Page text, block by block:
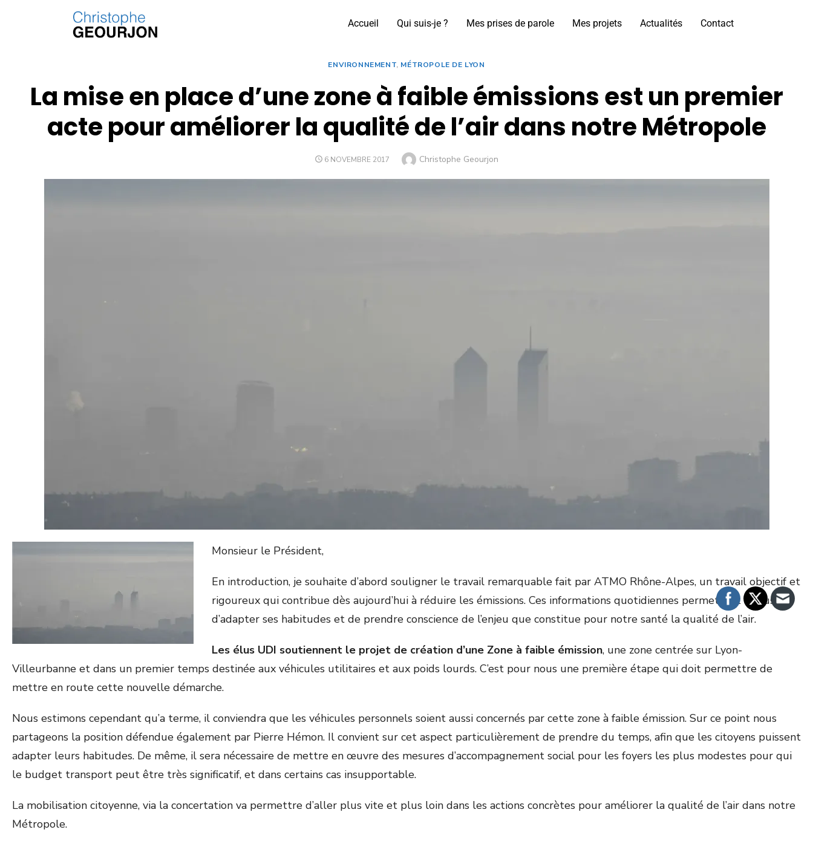
Accueil Qui suis-je ? Mes prises de parole Mes projets Actualités Contact
ENVIRONNEMENT, MÉTROPOLE DE LYON
La mise en place d’une zone à faible émissions est un premier
acte pour améliorer la qualité de l’air dans notre Métropole
6 NOVEMBRE 2017 Christophe Geourjon
Monsieur le Président,
En introduction, je souhaite d’abord souligner le travail remarquable fait par ATMO Rhône-Alpes, un travail objectif et
rigoureux qui contribue dès aujourd’hui à réduire les émissions. Ces informations quotidiennes permettent à tous
d’adapter ses habitudes et de prendre conscience de l’enjeu que constitue pour notre santé la qualité de l’air.
Les élus UDI soutiennent le projet de création d’une Zone à faible émission, une zone centrée sur Lyon-
Villeurbanne et dans un premier temps destinée aux véhicules utilitaires et aux poids lourds. C’est pour nous une première étape qui doit permettre de
mettre en route cette nouvelle démarche.
Nous estimons cependant qu’a terme, il conviendra que les véhicules personnels soient aussi concernés par cette zone à faible émission. Sur ce point nous
partageons la position défendue également par Pierre Hémon. Il convient sur cet aspect particulièrement de prendre du temps, afin que les citoyens puissent
adapter leurs habitudes. De même, il sera nécessaire de mettre en œuvre des mesures d’accompagnement social pour les foyers les plus modestes pour qui
le budget transport peut être très significatif, et dans certains cas insupportable.
La mobilisation citoyenne, via la concertation va permettre d’aller plus vite et plus loin dans les actions concrètes pour améliorer la qualité de l’air dans notre
Métropole.